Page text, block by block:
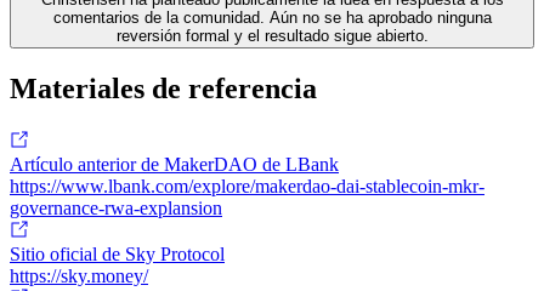
comentarios de la comunidad. Aún no se ha aprobado ninguna
reversión formal y el resultado sigue abierto.
Materiales de referencia
Artículo anterior de MakerDAO de LBank
https://www.lbank.com/explore/makerdao-dai-stablecoin-mkr-
governance-rwa-explansion
Sitio oficial de Sky Protocol
https://sky.money/